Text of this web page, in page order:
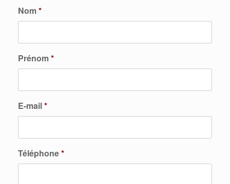
Nom*
Prénom*
E-mail*
Téléphone*